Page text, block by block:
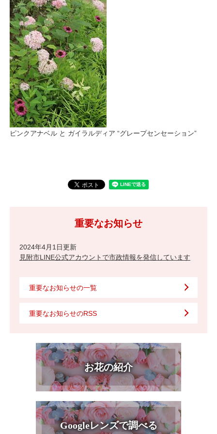
ピンクアナベル と ガイラルディア “グレープセンセーション”
重要なお知らせ
2024年4月1日更新
見附市LINE公式アカウントで市政情報を発信しています
重要なお知らせの一覧
重要なお知らせのRSS
お花の紹介
Googleレンズで調べる